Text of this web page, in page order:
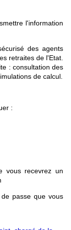
l'information
des agents
retraites de l'Etat.
: consultation des
de calcul.
:
vous recevrez un
passe que vous